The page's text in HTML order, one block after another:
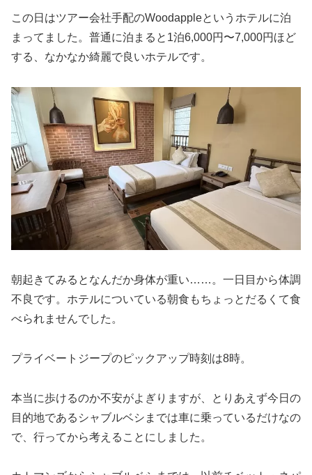
この日はツアー会社手配のWoodappleというホテルに泊
まってました。普通に泊まると1泊6,000円〜7,000円ほど
する、なかなか綺麗で良いホテルです。
朝起きてみるとなんだか身体が重い……。一日目から体調
不良です。ホテルについている朝食もちょっとだるくて食
べられませんでした。
プライベートジープのピックアップ時刻は8時。
本当に歩けるのか不安がよぎりますが、とりあえず今日の
目的地であるシャブルベシまでは車に乗っているだけなの
で、行ってから考えることにしました。